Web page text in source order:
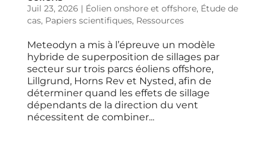
Juil 23, 2026 | Éolien onshore et offshore, Étude de
cas, Papiers scientifiques, Ressources
Meteodyn a mis à l’épreuve un modèle
hybride de superposition de sillages par
secteur sur trois parcs éoliens offshore,
Lillgrund, Horns Rev et Nysted, afin de
déterminer quand les effets de sillage
dépendants de la direction du vent
nécessitent de combiner...